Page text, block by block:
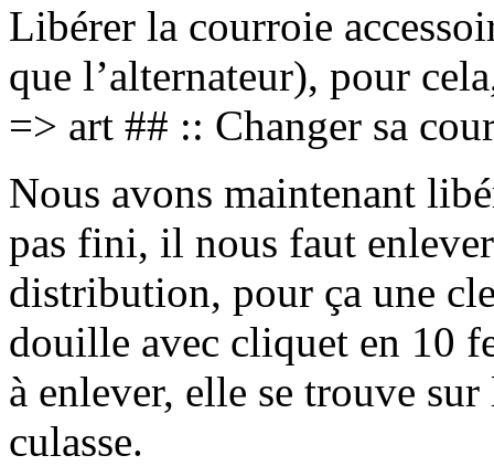
Libérer la courroie
que l’alternateur), pour
=> art ## :: Changer sa
Nous avons maintenant
pas fini, il nous faut
distribution, pour ça une
douille avec cliquet en 10
à enlever, elle se trouve
culasse.